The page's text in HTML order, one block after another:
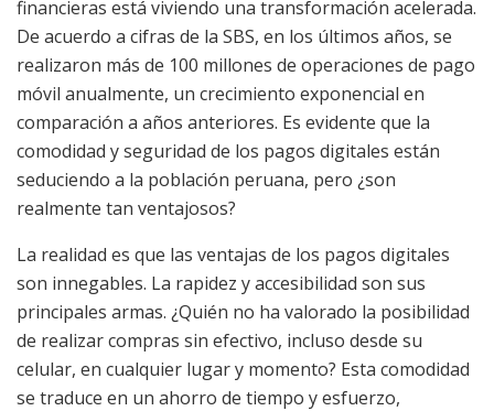
financieras está viviendo una transformación acelerada.
De acuerdo a cifras de la SBS, en los últimos años, se
realizaron más de 100 millones de operaciones de pago
móvil anualmente, un crecimiento exponencial en
comparación a años anteriores. Es evidente que la
comodidad y seguridad de los pagos digitales están
seduciendo a la población peruana, pero ¿son
realmente tan ventajosos?
La realidad es que las ventajas de los pagos digitales
son innegables. La rapidez y accesibilidad son sus
principales armas. ¿Quién no ha valorado la posibilidad
de realizar compras sin efectivo, incluso desde su
celular, en cualquier lugar y momento? Esta comodidad
se traduce en un ahorro de tiempo y esfuerzo,